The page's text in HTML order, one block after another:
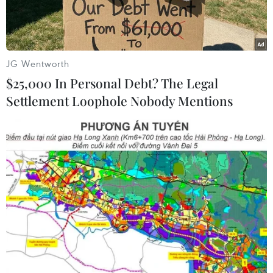
50mm.
Chiều và tối 26/5, Bắc Bộ có mưa rào rải rác. (Ảnh: Lê Minh
Sơn/Vietnam+)
Theo Trung tâm Dự báo khí tượng thủy văn
Quốc gia, sáng 26/5, mây dông đang phát triển
JG Wentworth
$25,000 In Personal Debt? The Legal
Settlement Loophole Nobody Mentions